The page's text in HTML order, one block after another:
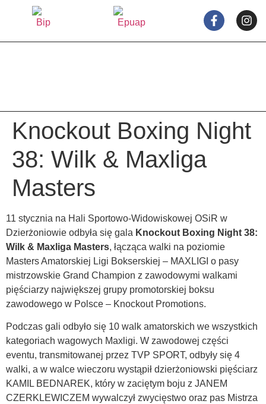
Knockout Boxing Night
38: Wilk & Maxliga
Masters
11 stycznia na Hali Sportowo-Widowiskowej OSiR w
Dzierżoniowie odbyła się gala Knockout Boxing Night 38:
Wilk & Maxliga Masters, łącząca walki na poziomie
Masters Amatorskiej Ligi Bokserskiej – MAXLIGI o pasy
mistrzowskie Grand Champion z zawodowymi walkami
pięściarzy największej grupy promotorskiej boksu
zawodowego w Polsce – Knockout Promotions.
Podczas gali odbyło się 10 walk amatorskich we wszystkich
kategoriach wagowych Maxligi. W zawodowej części
eventu, transmitowanej przez TVP SPORT, odbyły się 4
walki, a w walce wieczoru wystąpił dzierżoniowski pięściarz
KAMIL BEDNAREK, który w zaciętym boju z JANEM
CZERKLEWICZEM wywalczył zwycięstwo oraz pas Mistrza